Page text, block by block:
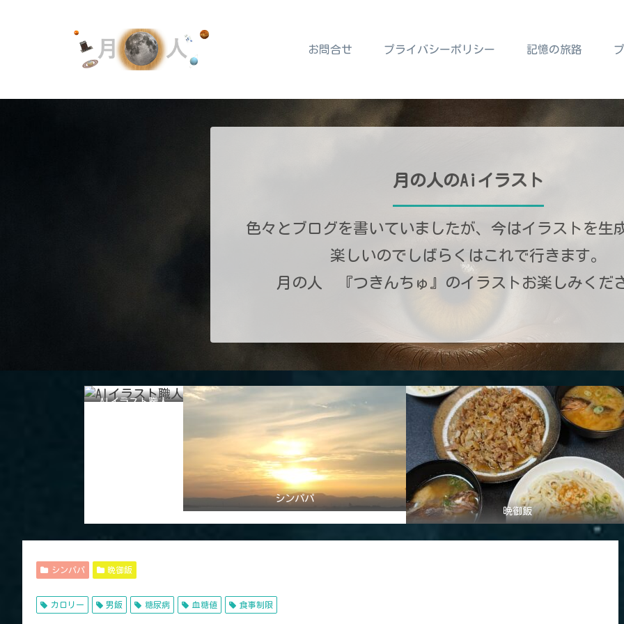
お問合せ プライバシーポリシー 記憶の旅路
月の人のAiイラスト
色々とブログを書いていましたが、今はイラストを生
楽しいのでしばらくはこれで行きます。
月の人 『つきんちゅ』のイラストお楽しみくだ
AIイラスト職人
シンパパ
晩御飯
シンパパ 晩御飯
カロリー 男飯 糖尿病 血糖値 食事制限